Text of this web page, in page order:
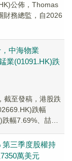
公佈，Thomas
財務總監，自2026
中海物業
業(01091.HK)跌
截至發稿，港股跌
跌幅
幅7.69%、喆麗
第三季度股權持
萬美元